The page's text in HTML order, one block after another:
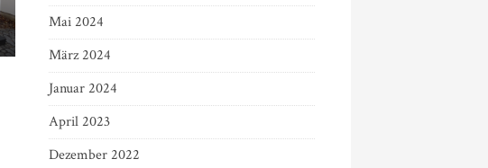
Mai 2024
März 2024
Januar 2024
April 2023
Dezember 2022